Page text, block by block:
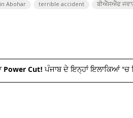
Abohar terrible accident ਬੀਐੱਸਐੱਫ
Power Cut! ਪੰਜਾਬ ਦੇ ਇਨ੍ਹਾਂ ਇਲਾਕਿਆਂ 'ਚ